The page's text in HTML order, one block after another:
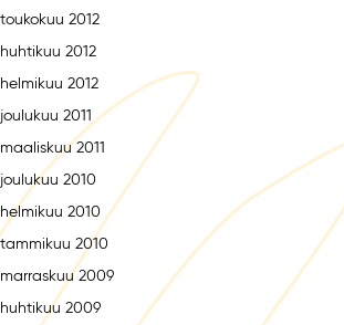
toukokuu 2012
huhtikuu 2012
helmikuu 2012
joulukuu 2011
maaliskuu 2011
joulukuu 2010
helmikuu 2010
tammikuu 2010
marraskuu 2009
huhtikuu 2009